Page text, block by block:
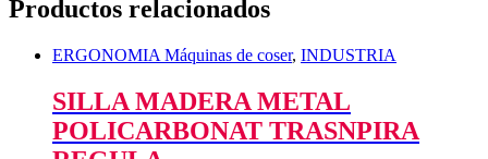
Productos relacionados
ERGONOMIA Máquinas de coser, INDUSTRIA
SILLA MADERA METAL
POLICARBONAT TRASNPIRA